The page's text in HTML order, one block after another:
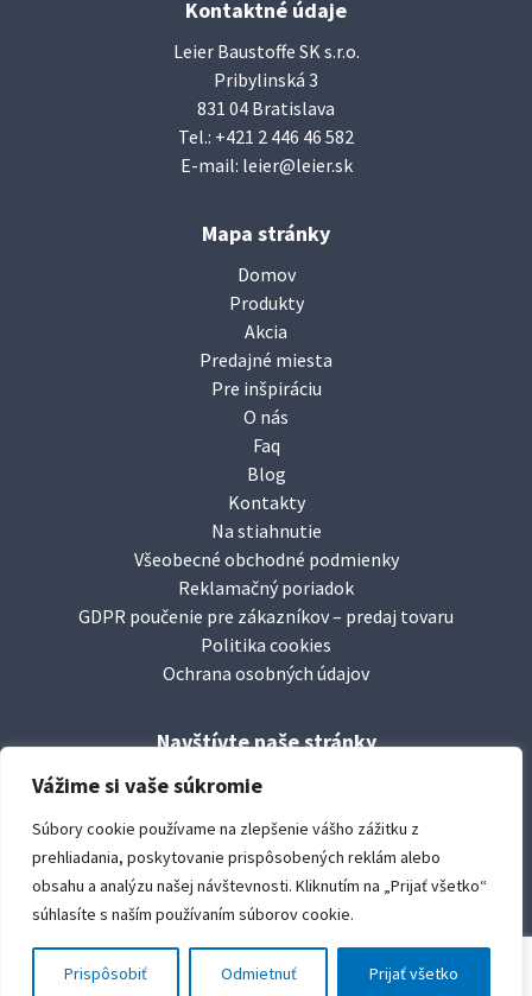
Vážime si vaše súkromie
Súbory cookie používame na zlepšenie vášho zážitku z
prehliadania, poskytovanie prispôsobených reklám alebo
obsahu a analýzu našej návštevnosti. Kliknutím na „Prijať všetko“
súhlasíte s naším používaním súborov cookie.
Prispôsobiť Odmietnuť Prijať všetko
Kontaktné údaje
Leier Baustoffe SK s.r.o.
Pribylinská 3
831 04 Bratislava
Tel.: +421 2 446 46 582
E-mail: leier@leier.sk
Mapa stránky
Domov
Produkty
Akcia
Predajné miesta
Pre inšpiráciu
O nás
Faq
Blog
Kontakty
Na stiahnutie
Všeobecné obchodné podmienky
Reklamačný poriadok
GDPR poučenie pre zákazníkov – predaj tovaru
Politika cookies
Ochrana osobných údajov
Navštívte naše stránky
facebook/leierbaustoffesk
www.durisoltvarovky.sk
youtube/leierbaustoffe
copyright:Leier Baustoffe SK s.r.o.
created by:le club créative, s.r.o. © 2019